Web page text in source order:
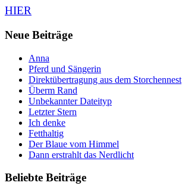
HIER
Neue Beiträge
Anna
Pferd und Sängerin
Direktübertragung aus dem Storchennest
Überm Rand
Unbekannter Dateityp
Letzter Stern
Ich denke
Fetthaltig
Der Blaue vom Himmel
Dann erstrahlt das Nerdlicht
Beliebte Beiträge